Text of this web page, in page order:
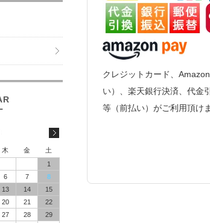
クレジットカード、
い）、楽天銀行決済、代金
等（前払い）がご利用頂けま
木 金
土
1
6 7
8
13 14
15
20 21
22
27 28
29